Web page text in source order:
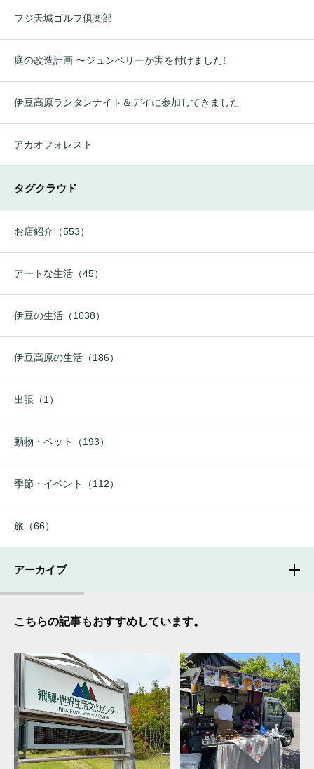
フジ天城ゴルフ倶楽部
庭の改造計画 〜ジュンベリーが実を付けました!
伊豆高原ランタンナイト＆デイに参加してきました
アカオフォレスト
タグクラウド
お店紹介（553）
アートな生活（45）
伊豆の生活（1038）
伊豆高原の生活（186）
出張（1）
動物・ペット（193）
季節・イベント（112）
旅（66）
アーカイブ
こちらの記事もおすすめしています。